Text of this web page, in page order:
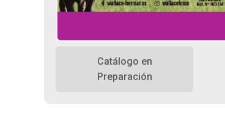
Catálogo en
Preparación